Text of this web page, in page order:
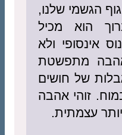
הגשמי שלנו,
הוא מכיל
אינסופי ולא
מתפשטת
של חושים
זוהי אהבה
עצמתית.